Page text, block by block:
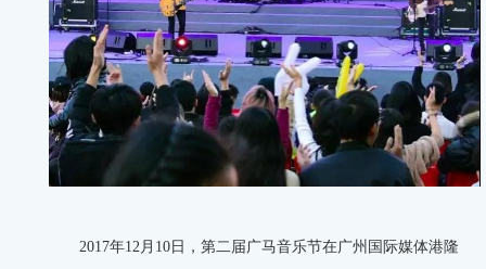
2017年12月10日，第二届广马音乐节在广州国际媒体港隆